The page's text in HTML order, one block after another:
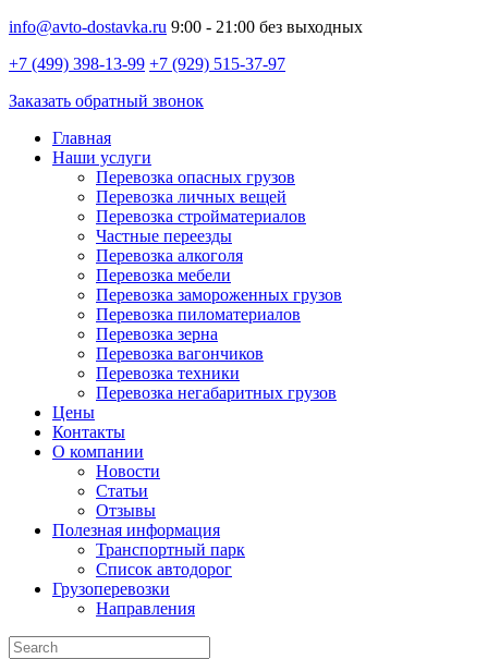
info@avto-dostavka.ru 9:00 - 21:00 без выходных
+7 (499) 398-13-99 +7 (929) 515-37-97
Заказать обратный звонок
Главная
Наши услуги
Перевозка опасных грузов
Перевозка личных вещей
Перевозка стройматериалов
Частные переезды
Перевозка алкоголя
Перевозка мебели
Перевозка замороженных грузов
Перевозка пиломатериалов
Перевозка зерна
Перевозка вагончиков
Перевозка техники
Перевозка негабаритных грузов
Цены
Контакты
О компании
Новости
Статьи
Отзывы
Полезная информация
Транспортный парк
Список автодорог
Грузоперевозки
Направления